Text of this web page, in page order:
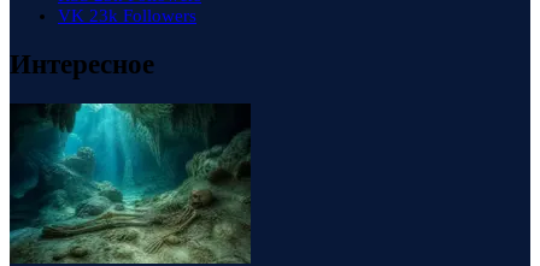
VK 23k Followers
Интересное